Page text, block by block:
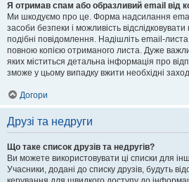
Я отримав спам або образливий email від
Ми шкодуємо про це. Форма надсилання
засоби безпеки і можливість
подібні повідомлення. Надішліть email-
повною копією отриманого листа. Дуже
яких міститься детальна інформація про
зможе у цьому випадку вжити необхідні
Догори
Друзі та недруги
Що таке список друзів та недругів?
Ви можете використовувати ці списки для
Учасники, додані до списку друзів, будуть